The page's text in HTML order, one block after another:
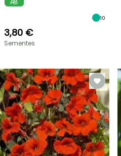
10
3,80 €
Sementes